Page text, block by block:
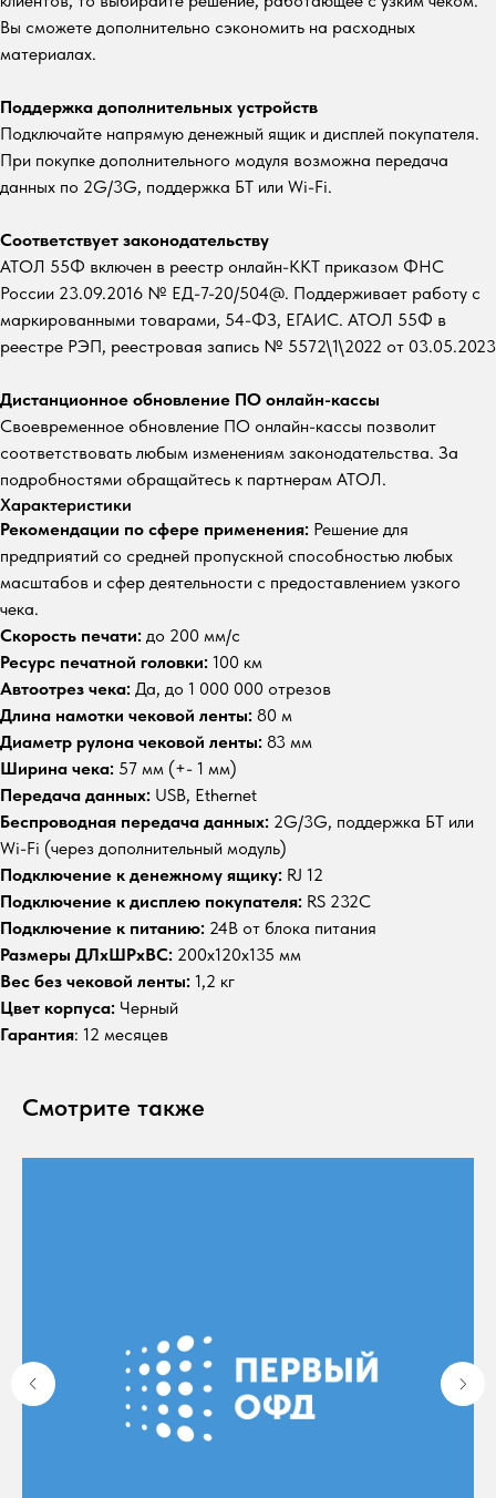
Вы сможете дополнительно сэкономить на расходных
материалах.
Поддержка дополнительных устройств
Подключайте напрямую денежный ящик и дисплей покупателя.
При покупке дополнительного модуля возможна передача
данных по 2G/3G, поддержка БТ или Wi-Fi.
Соответствует законодательству
АТОЛ 55Ф включен в реестр онлайн-ККТ приказом ФНС
России 23.09.2016 № ЕД-7-20/504@. Поддерживает работу с
маркированными товарами, 54-ФЗ, ЕГАИС. АТОЛ 55Ф в
реестре РЭП, реестровая запись № 5572\1\2022 от 03.05.2023
Дистанционное обновление ПО онлайн-кассы
Своевременное обновление ПО онлайн-кассы позволит
соответствовать любым изменениям законодательства. За
подробностями обращайтесь к партнерам АТОЛ.
Характеристики
Рекомендации по сфере применения: Решение для
предприятий со средней пропускной способностью любых
масштабов и сфер деятельности с предоставлением узкого
чека.
Скорость печати: до 200 мм/с
Ресурс печатной головки: 100 км
Автоотрез чека: Да, до 1 000 000 отрезов
Длина намотки чековой ленты: 80 м
Диаметр рулона чековой ленты: 83 мм
Ширина чека: 57 мм (+- 1 мм)
Передача данных: USB, Ethernet
Беспроводная передача данных: 2G/3G, поддержка БТ или
Wi-Fi (через дополнительный модуль)
Подключение к денежному ящику: RJ 12
Подключение к дисплею покупателя: RS 232C
Подключение к питанию: 24В от блока питания
Размеры ДЛхШРхВС: 200х120х135 мм
Вес без чековой ленты: 1,2 кг
Цвет корпуса: Черный
Гарантия: 12 месяцев
Смотрите также